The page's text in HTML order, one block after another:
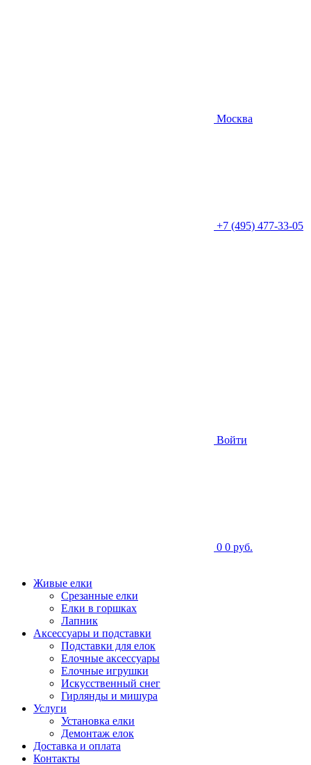
Москва
+7 (495) 477-33-05
Войти
0 0 руб.
Живые елки
Срезанные елки
Елки в горшках
Лапник
Аксессуары и подставки
Подставки для елок
Елочные аксессуары
Елочные игрушки
Искусственный снег
Гирлянды и мишура
Услуги
Установка елки
Демонтаж елок
Доставка и оплата
Контакты